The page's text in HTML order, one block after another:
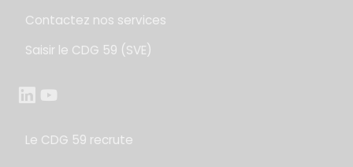
Contactez nos services
Saisir le CDG 59 (SVE)
Le CDG 59 recrute